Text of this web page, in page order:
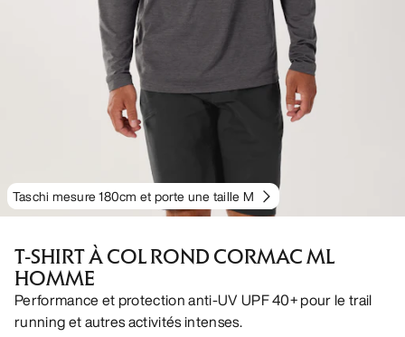
Taschi mesure 180cm et porte une taille M
T-SHIRT À COL ROND CORMAC ML
HOMME
Performance et protection anti-UV UPF 40+ pour le trail
running et autres activités intenses.